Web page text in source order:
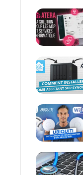
d
r
e
s
e
m
i
l